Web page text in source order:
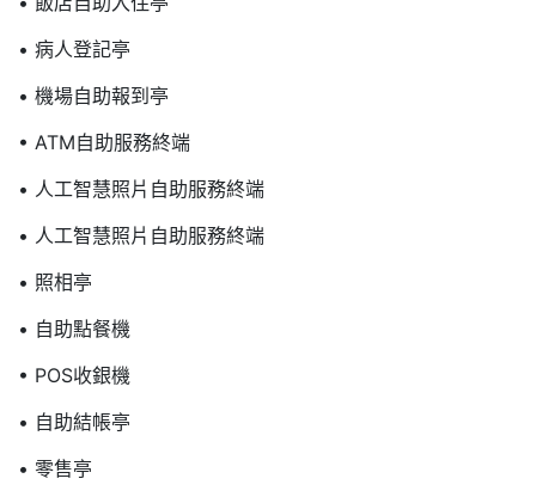
• 病人登記亭
• 機場自助報到亭
• ATM自助服務終端
• 人工智慧照片自助服務終端
• 人工智慧照片自助服務終端
• 照相亭
• 自助點餐機
• POS收銀機
• 自助結帳亭
• 零售亭